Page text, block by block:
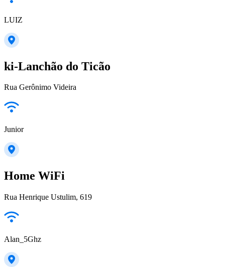
LUIZ
ki-Lanchão do Ticão
Rua Gerônimo Videira
Junior
Home WiFi
Rua Henrique Ustulim, 619
Alan_5Ghz